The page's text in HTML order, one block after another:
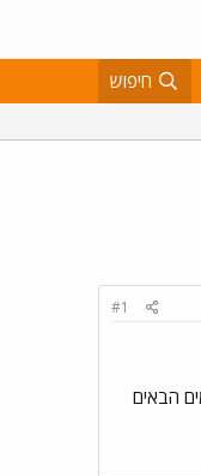
חיפוש
#1
גם. מבין הדגמים הבאים